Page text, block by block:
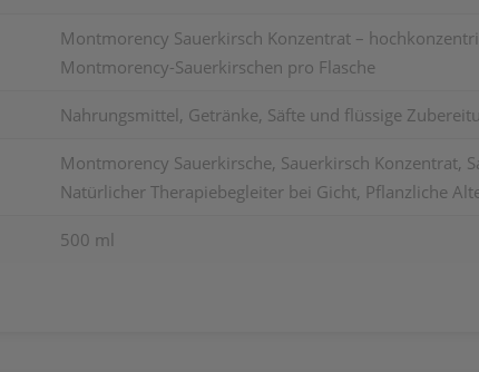
Montmorency Sauerkirsch Konzentrat –
Montmorency-Sauerkirschen pro Flasche
Nahrungsmittel, Getränke, Säfte und flüssige
Montmorency Sauerkirsche, Sauerkirsch Konzentrat,
Natürlicher Therapiebegleiter bei Gicht, Pflanzliche
500 ml